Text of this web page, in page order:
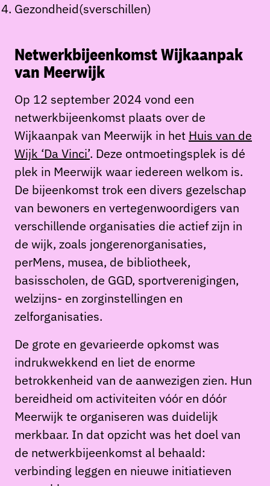
Gezondheid(sverschillen)
Netwerkbijeenkomst Wijkaanpak
van Meerwijk
Op 12 september 2024 vond een
netwerkbijeenkomst plaats over de
Wijkaanpak van Meerwijk in het Huis van de
Wijk ‘Da Vinci’. Deze ontmoetingsplek is dé
plek in Meerwijk waar iedereen welkom is.
De bijeenkomst trok een divers gezelschap
van bewoners en vertegenwoordigers van
verschillende organisaties die actief zijn in
de wijk, zoals jongerenorganisaties,
perMens, musea, de bibliotheek,
basisscholen, de GGD, sportverenigingen,
welzijns- en zorginstellingen en
zelforganisaties.
De grote en gevarieerde opkomst was
indrukwekkend en liet de enorme
betrokkenheid van de aanwezigen zien. Hun
bereidheid om activiteiten vóór en dóór
Meerwijk te organiseren was duidelijk
merkbaar. In dat opzicht was het doel van
de netwerkbijeenkomst al behaald:
verbinding leggen en nieuwe initiatieven